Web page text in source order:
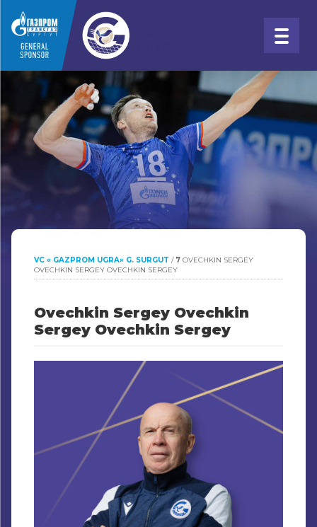
VC « GAZPROM UGRA» G. SURGUT / 7 OVECHKIN SERGEY
OVECHKIN SERGEY OVECHKIN SERGEY
Ovechkin Sergey Ovechkin
Sergey Ovechkin Sergey